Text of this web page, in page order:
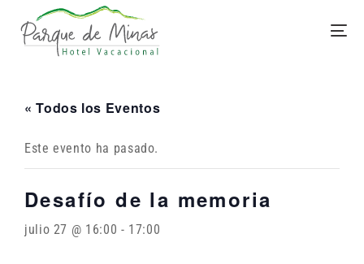
« Todos los Eventos
Este evento ha pasado.
Desafío de la memoria
julio 27 @ 16:00 - 17:00